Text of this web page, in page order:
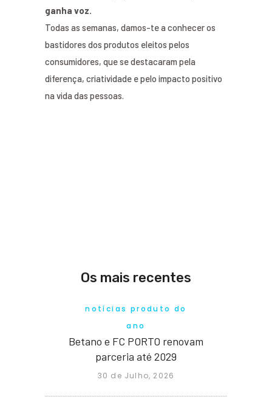
ganha voz.
Todas as semanas, damos-te a conhecer os
bastidores dos produtos eleitos pelos
consumidores, que se destacaram pela
diferença, criatividade e pelo impacto positivo
na vida das pessoas.
Os mais recentes
notícias produto do
ano
Betano e FC PORTO renovam
parceria até 2029
30 de Julho, 2026